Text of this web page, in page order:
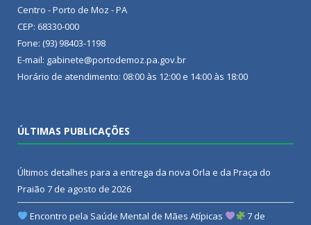
Centro - Porto de Moz - PA
CEP: 68330-000
Fone: (93) 98403-1198
E-mail: gabinete@portodemoz.pa.gov.br
Horário de atendimento: 08:00 às 12:00 e 14:00 às 18:00
ÚLTIMAS PUBLICAÇÕES
Últimos detalhes para a entrega da nova Orla e da Praça do
Praião 7 de agosto de 2026
Encontro pela Saúde Mental de Mães Atípicas
7 de